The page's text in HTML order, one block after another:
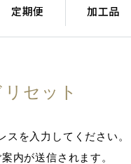
定期便 加工品
セット
を入力してください。
内が送信されます。